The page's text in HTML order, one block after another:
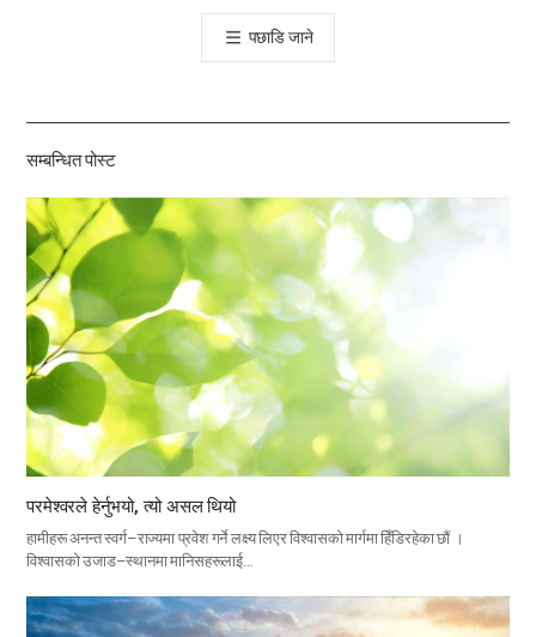
톡
공
기
पछाडि जाने
सम्बन्धित पोस्ट
परमेश्वरले हेर्नुभयो, त्यो असल थियो
हामीहरू अनन्त स्वर्ग–राज्यमा प्रवेश गर्ने लक्ष्य लिएर विश्वासको मार्गमा हिँडिरहेका छौं ।
विश्वासको उजाड–स्थानमा मानिसहरूलाई…